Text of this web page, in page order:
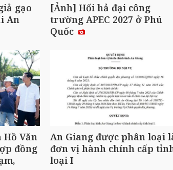
gạo
An
[Ảnh] Hối hả đại công
trường APEC 2027 ở Phú
Quốc
Hồ Văn
đồng
An Giang được phân loại
đơn vị hành chính cấp
loại I